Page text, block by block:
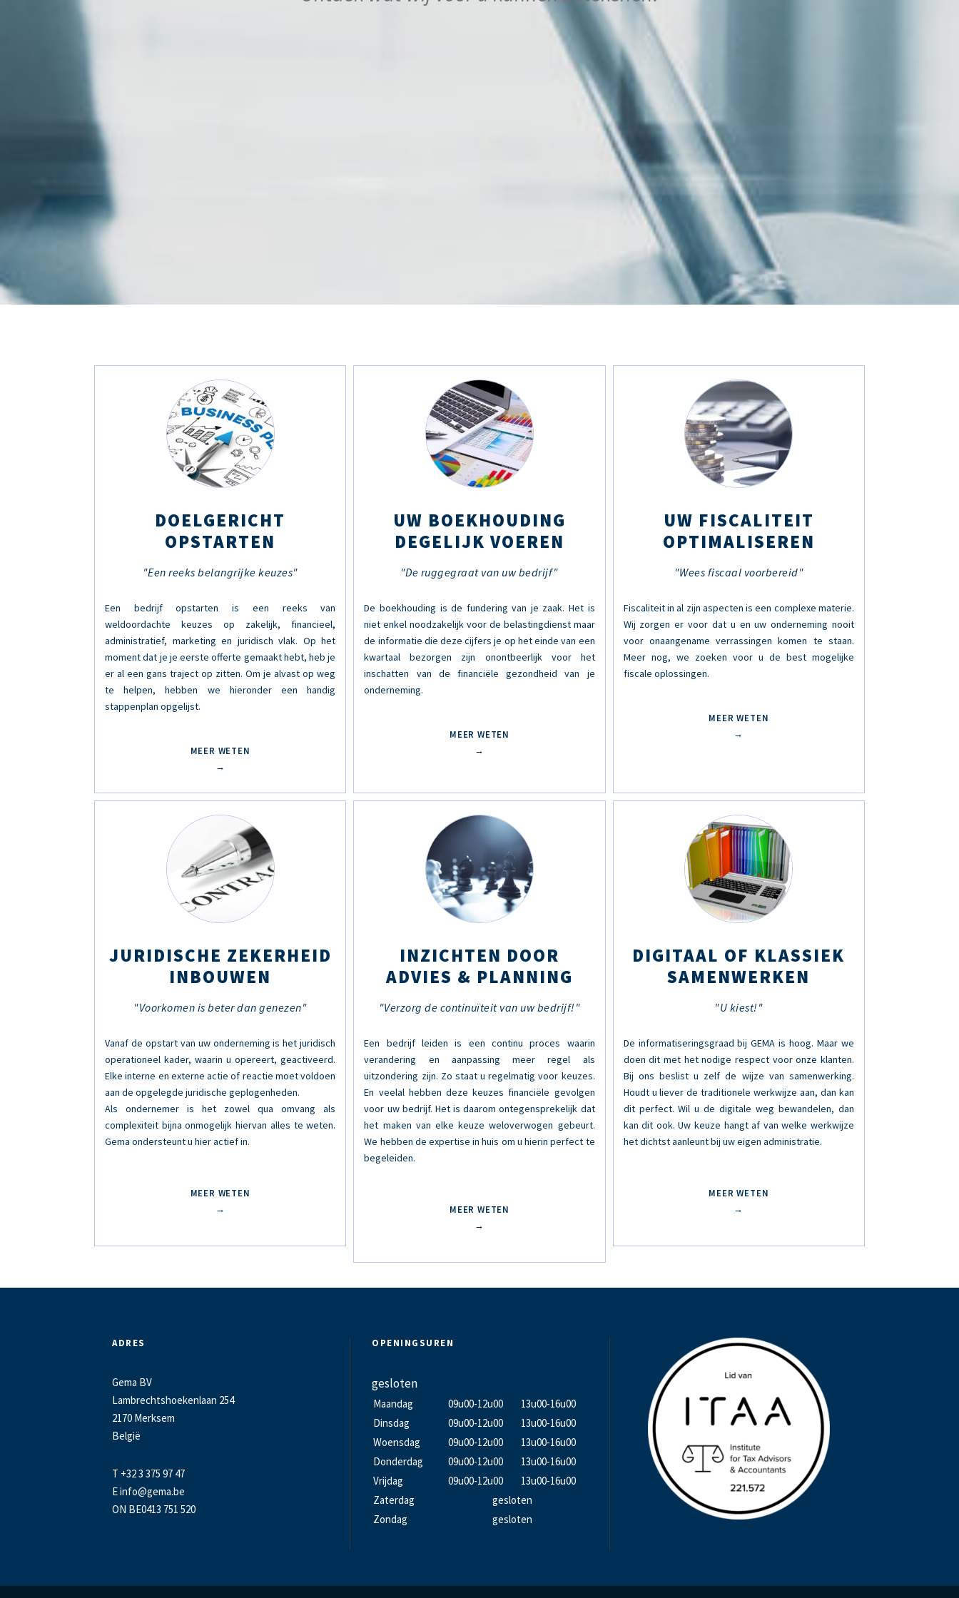
DOELGERICHT
OPSTARTEN
"Een reeks belangrijke keuzes"
Een bedrijf opstarten is een reeks van
weldoordachte keuzes op zakelijk, financieel,
administratief, marketing en juridisch vlak. Op het
moment dat je je eerste offerte gemaakt hebt, heb je
er al een gans traject op zitten. Om je alvast op weg
te helpen, hebben we hieronder een handig
stappenplan opgelijst.
MEER WETEN
→
UW BOEKHOUDING
DEGELIJK VOEREN
"De ruggegraat van uw bedrijf"
De boekhouding is de fundering van je zaak. Het is
niet enkel noodzakelijk voor de belastingdienst maar
de informatie die deze cijfers je op het einde van een
kwartaal bezorgen zijn onontbeerlijk voor het
inschatten van de financiële gezondheid van je
onderneming.
MEER WETEN
→
UW FISCALITEIT
OPTIMALISEREN
"Wees fiscaal voorbereid"
Fiscaliteit in al zijn aspecten is een complexe materie.
Wij zorgen er voor dat u en uw onderneming nooit
voor onaangename verrassingen komen te staan.
Meer nog, we zoeken voor u de best mogelijke
fiscale oplossingen.
MEER WETEN
→
JURIDISCHE ZEKERHEID
INBOUWEN
"Voorkomen is beter dan genezen"
Vanaf de opstart van uw onderneming is het juridisch
operationeel kader, waarin u opereert, geactiveerd.
Elke interne en externe actie of reactie moet voldoen
aan de opgelegde juridische geplogenheden.
Als ondernemer is het zowel qua omvang als
complexiteit bijna onmogelijk hiervan alles te weten.
Gema ondersteunt u hier actief in.
MEER WETEN
→
INZICHTEN DOOR
ADVIES & PLANNING
"Verzorg de continuïteit van uw bedrijf!"
Een bedrijf leiden is een continu proces waarin
verandering en aanpassing meer regel als
uitzondering zijn. Zo staat u regelmatig voor keuzes.
En veelal hebben deze keuzes financiële gevolgen
voor uw bedrijf. Het is daarom ontegensprekelijk dat
het maken van elke keuze weloverwogen gebeurt.
We hebben de expertise in huis om u hierin perfect te
begeleiden.
MEER WETEN
→
DIGITAAL OF KLASSIEK
SAMENWERKEN
"U kiest!"
De informatiseringsgraad bij GEMA is hoog. Maar we
doen dit met het nodige respect voor onze klanten.
Bij ons beslist u zelf de wijze van samenwerking.
Houdt u liever de traditionele werkwijze aan, dan kan
dit perfect. Wil u de digitale weg bewandelen, dan
kan dit ook. Uw keuze hangt af van welke werkwijze
het dichtst aanleunt bij uw eigen administratie.
MEER WETEN
→
ADRES
Gema BV
Lambrechtshoekenlaan 254
2170 Merksem
België
T +32 3 375 97 47
Einfo@gema.be
ON BE0413 751 520
OPENINGSUREN
gesloten
Maandag 09u00-12u00
13u00-16u00
Dinsdag
09u00-12u00
13u00-16u00
Woensdag
09u00-12u00
13u00-16u00
Donderdag
09u00-12u00
13u00-16u00
Vrijdag
09u00-12u00
13u00-16u00
Zaterdag
gesloten
Zondag
gesloten